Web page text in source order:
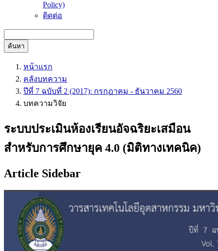
Policy)
ติดต่อ
ค้นหา
หน้าแรก
คลังบทความ
ปีที่ 7 ฉบับที่ 2 (2017): กรกฎาคม - ธันวาคม 2560
บทความวิจัย
ระบบประเมินห้องเรียนอัจฉริยะเสมือน
สำหรับการศึกษายุค 4.0 (มิติทางเทคนิค)
Article Sidebar